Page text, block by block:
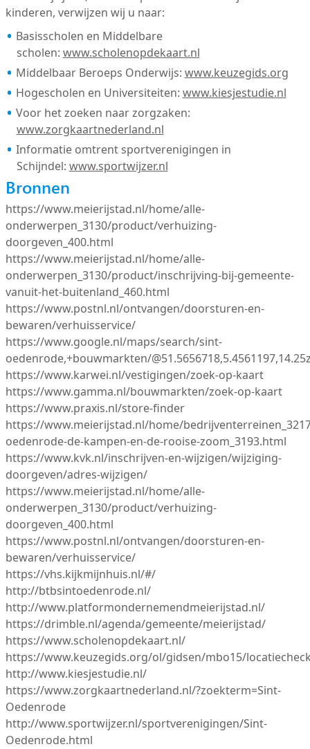
kinderen, verwijzen wij u naar:
Basisscholen en Middelbare
scholen: www.scholenopdekaart.nl
Middelbaar Beroeps Onderwijs: www.keuzegids.org
Hogescholen en Universiteiten: www.kiesjestudie.nl
Voor het zoeken naar zorgzaken:
www.zorgkaartnederland.nl
Informatie omtrent sportverenigingen in
Schijndel: www.sportwijzer.nl
Bronnen
https://www.meierijstad.nl/home/alle-
onderwerpen_3130/product/verhuizing-
doorgeven_400.html
https://www.meierijstad.nl/home/alle-
onderwerpen_3130/product/inschrijving-bij-gemeente-
vanuit-het-buitenland_460.html
https://www.postnl.nl/ontvangen/doorsturen-en-
bewaren/verhuisservice/
https://www.google.nl/maps/search/sint-
oedenrode,+bouwmarkten/
https://www.karwei.nl/vestigingen/zoek-op-kaart
https://www.gamma.nl/bouwmarkten/zoek-op-kaart
https://www.praxis.nl/store-finder
https://www.meierijstad.nl/home/
oedenrode-de-kampen-en-de-rooise-zoom_3193.html
https://www.kvk.nl/inschrijven-en-wijzigen/wijziging-
doorgeven/adres-wijzigen/
https://www.meierijstad.nl/home/alle-
onderwerpen_3130/product/verhuizing-
doorgeven_400.html
https://www.postnl.nl/ontvangen/doorsturen-en-
bewaren/verhuisservice/
https://vhs.kijkmijnhuis.nl/#/
http://btbsintoedenrode.nl/
http://www.platformondernemendmeierijstad.nl/
https://drimble.nl/agenda/gemeente/meierijstad/
https://www.scholenopdekaart.nl/
https://www.keuzegids.org/ol/gidsen/mbo15/
http://www.kiesjestudie.nl/
https://www.zorgkaartnederland.nl/?zoekterm=Sint-
Oedenrode
http://www.sportwijzer.nl/sportverenigingen/Sint-
Oedenrode.html